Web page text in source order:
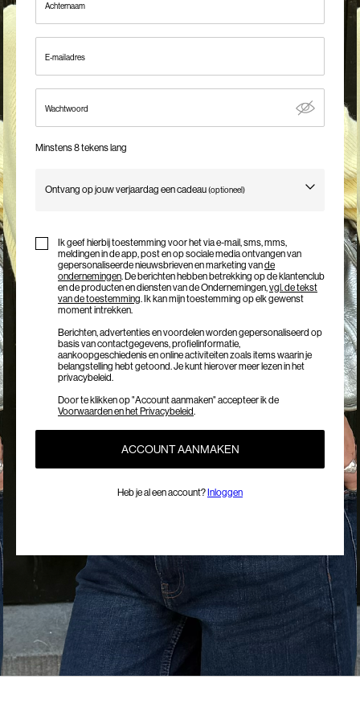
België
Nederlands
Achternaam
E-mailadres
Wachtwoord
Minstens 8 tekens lang
Ontvang op jouw verjaardag een cadeau(optioneel)
Birthday
Ik geef hierbij toestemming voor het via e-mail, sms, mms,
meldingen in de app, post en op sociale media ontvangen van
gepersonaliseerde nieuwsbrieven en marketing vande
ondernemingen. De berichten hebben betrekking op de klantenclub
en de producten en diensten van de Ondernemingen,vgl. de tekst
van de toestemming. Ik kan mijn toestemming op elk gewenst
moment intrekken.
Berichten, advertenties en voordelen worden gepersonaliseerd op
basis van contactgegevens, profielinformatie,
aankoopgeschiedenis en online activiteiten zoals items waarin je
belangstelling hebt getoond. Je kunt hierover meer lezen in het
privacybeleid.
Door te klikken op "Account aanmaken" accepteer ik de
Voorwaarden en het Privacybeleid.
ACCOUNT AANMAKEN
Heb je al een account? Inloggen